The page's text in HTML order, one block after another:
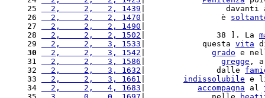
25
  2,     2,   2, 1439
|                 davanti
26
  2,     2,   2, 1470
|                è
27
  2,     2,   2, 1490
28
  2,     2,   2, 1502
|               38 ]. La
29
  2,     2,   3, 1533
|            questa vita
30
  2,     2,   3, 1542
grado e
31
  2,     2,   3, 1586
gregge ,
32
  2,     2,   3, 1632
|               dalle
33
  2,     2,   3, 1661
indissolubile e
34
  2,     2,   4, 1683
accompagna al